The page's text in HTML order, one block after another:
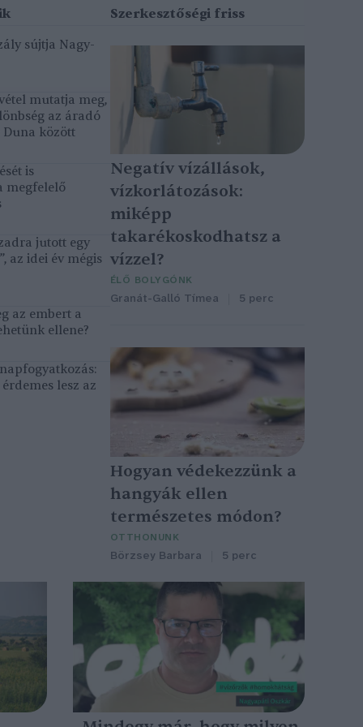
sújtja Nagy-
mutatja meg,
az áradó
Duna között
is
megfelelő
jutott egy
az idei év mégis
az embert a
ellene?
lesz az
Negatív vízállások,
vízkorlátozások:
miképp
takarékoskodhatsz a
vízzel?
ÉLŐ BOLYGÓNK
Granát-Galló Tímea 5 perc
Hogyan védekezzünk a
hangyák ellen
természetes módon?
OTTHONUNK
Börzsey Barbara 5 perc